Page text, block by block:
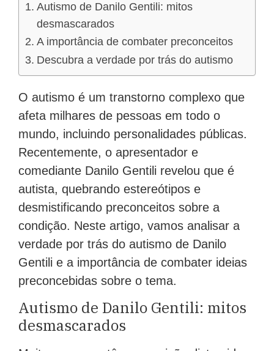
Autismo de Danilo Gentili: mitos
desmascarados
A importância de combater preconceitos
Descubra a verdade por trás do autismo
O autismo é um transtorno complexo que
afeta milhares de pessoas em todo o
mundo, incluindo personalidades públicas.
Recentemente, o apresentador e
comediante Danilo Gentili revelou que é
autista, quebrando estereótipos e
desmistificando preconceitos sobre a
condição. Neste artigo, vamos analisar a
verdade por trás do autismo de Danilo
Gentili e a importância de combater ideias
preconcebidas sobre o tema.
Autismo de Danilo Gentili: mitos
desmascarados